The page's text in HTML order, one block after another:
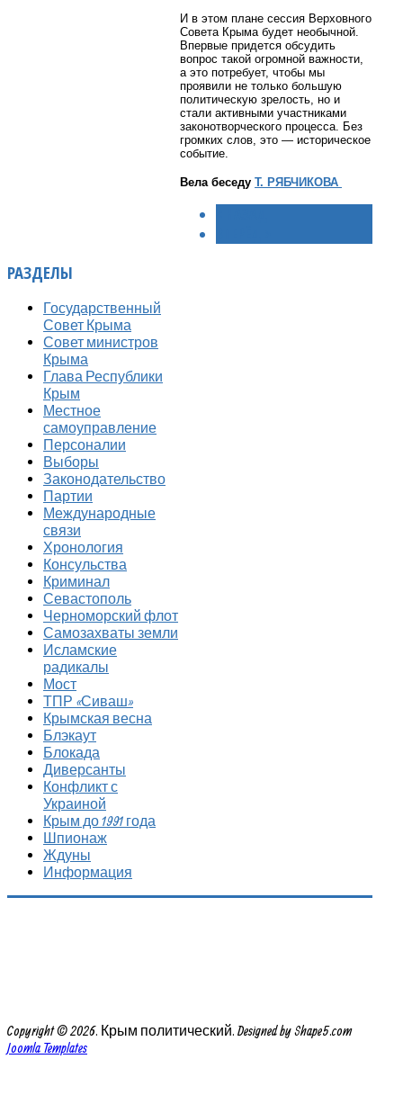
И в этом плане сессия Верховного
Совета Крыма будет необычной.
Впервые придется обсудить
вопрос такой огромной важности,
а это потребует, чтобы мы
проявили не только большую
политическую зрелость, но и
стали активными участниками
законотворческого процесса. Без
громких слов, это — историческое
событие.
Вела беседу Т. РЯБЧИКОВА
РАЗДЕЛЫ
Государственный
Совет Крыма
Совет министров
Крыма
Глава Республики
Крым
Местное
самоуправление
Персоналии
Выборы
Законодательство
Партии
Международные
связи
Хронология
Консульства
Криминал
Севастополь
Черноморский флот
Самозахваты земли
Исламские
радикалы
Мост
ТПР «Сиваш»
Крымская весна
Блэкаут
Блокада
Диверсанты
Конфликт с
Украиной
Крым до 1991 года
Шпионаж
Ждуны
Информация
Copyright © 2026. Крым политический. Designed by Shape5.com
Joomla Templates